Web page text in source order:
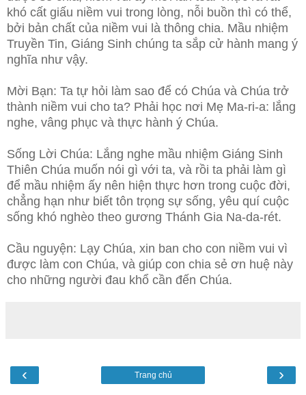
khó cất giấu niềm vui trong lòng, nỗi buồn thì có thể,
bởi bản chất của niềm vui là thông chia. Mầu nhiệm
Truyền Tin, Giáng Sinh chúng ta sắp cử hành mang ý
nghĩa như vậy.
Mời Bạn: Ta tự hỏi làm sao để có Chúa và Chúa trở
thành niềm vui cho ta? Phải học nơi Mẹ Ma-ri-a: lắng
nghe, vâng phục và thực hành ý Chúa.
Sống Lời Chúa: Lắng nghe mầu nhiệm Giáng Sinh
Thiên Chúa muốn nói gì với ta, và rồi ta phải làm gì
để mầu nhiệm ấy nên hiện thực hơn trong cuộc đời,
chẳng hạn như biết tôn trọng sự sống, yêu quí cuộc
sống khó nghèo theo gương Thánh Gia Na-da-rét.
Cầu nguyện: Lạy Chúa, xin ban cho con niềm vui vì
được làm con Chúa, và giúp con chia sẻ ơn huệ này
cho những người đau khổ cần đến Chúa.
‹ ›
Trang chủ